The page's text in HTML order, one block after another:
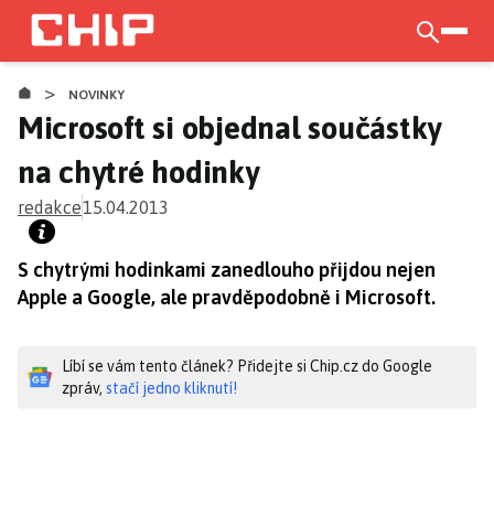
Přejít
hlavnímu
obsahu
> NOVINKY
Microsoft si objednal součástky
na chytré hodinky
redakce15.04.2013
S chytrými hodinkami zanedlouho přijdou nejen
Apple a Google, ale pravděpodobně i Microsoft.
Líbí se vám tento článek? Přidejte si Chip.cz do Google
zpráv, stačí jedno kliknutí!